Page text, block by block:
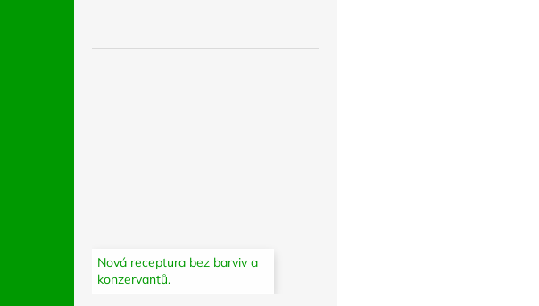
Nová receptura bez barviv a
konzervantů.